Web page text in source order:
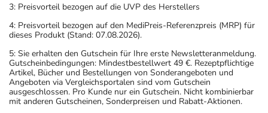
3: Preisvorteil bezogen auf die UVP des Herstellers
4: Preisvorteil bezogen auf den MediPreis-Referenzpreis (MRP) für
dieses Produkt (Stand: 07.08.2026).
5: Sie erhalten den Gutschein für Ihre erste Newsletteranmeldung.
Gutscheinbedingungen: Mindestbestellwert 49 €. Rezeptpflichtige
Artikel, Bücher und Bestellungen von Sonderangeboten und
Angeboten via Vergleichsportalen sind vom Gutschein
ausgeschlossen. Pro Kunde nur ein Gutschein. Nicht kombinierbar
mit anderen Gutscheinen, Sonderpreisen und Rabatt-Aktionen.